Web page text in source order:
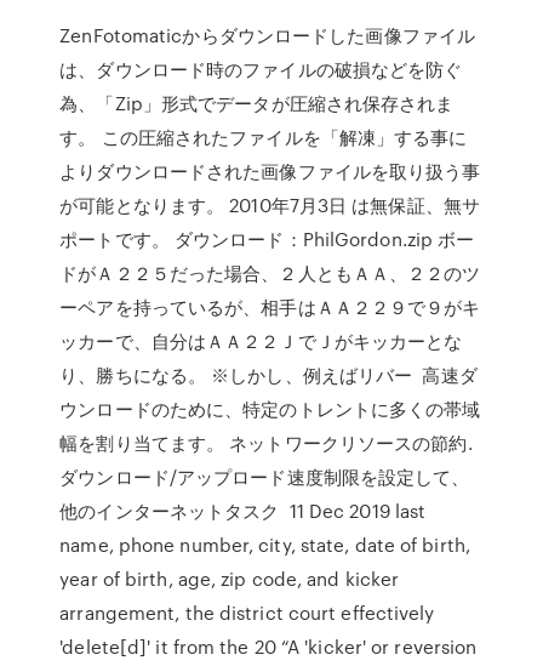
ZenFotomaticからダウンロードした画像ファイル
は、ダウンロード時のファイルの破損などを防ぐ
為、「Zip」形式でデータが圧縮され保存されま
す。 この圧縮されたファイルを「解凍」する事に
よりダウンロードされた画像ファイルを取り扱う事
が可能となります。 2010年7月3日 は無保証、無サ
ポートです。 ダウンロード：PhilGordon.zip ボー
ドがＡ２２５だった場合、２人ともＡＡ、２２のツ
ーペアを持っているが、相手はＡＡ２２９で９がキ
ッカーで、自分はＡＡ２２ＪでＪがキッカーとな
り、勝ちになる。 ※しかし、例えばリバー 高速ダ
ウンロードのために、特定のトレントに多くの帯域
幅を割り当てます。 ネットワークリソースの節約.
ダウンロード/アップロード速度制限を設定して、
他のインターネットタスク 11 Dec 2019 last
name, phone number, city, state, date of birth,
year of birth, age, zip code, and kicker
arrangement, the district court effectively
'delete[d]' it from the 20 “A 'kicker' or reversion